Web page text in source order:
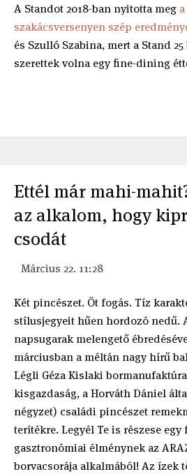
A Standot 2018-ban nyitotta meg
szakácsversenyen szép
és Szulló Szabina, mert a Stand
szerettek volna egy fine-dining
Ettél már mahi-
az alkalom, hogy
csodát
Március 22. 11:28
Két pincészet. Öt fogás. Tíz
stílusjegyeit hűen hordozó nedű.
napsugarak melengető
márciusban a méltán nagy hírű
Légli Géza Kislaki
kisgazdaság, a Horváth Dániel
négyzet) családi pincészet
terítékre. Legyél Te is részese
gasztronómiai élménynek az
borvacsorája alkalmából! Az ízek